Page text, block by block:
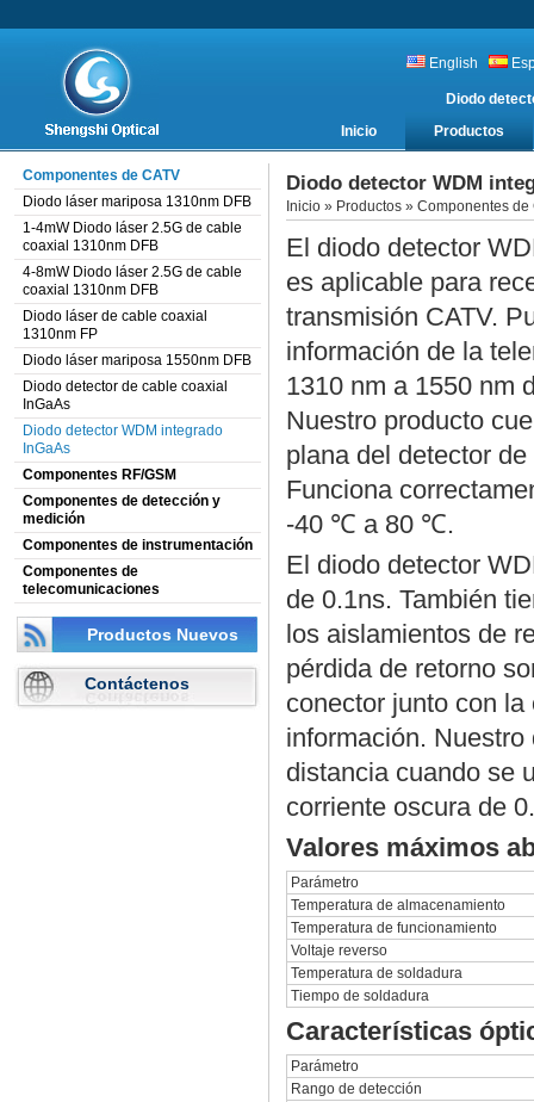
English
Diodo
Inicio
Productos
Componentes de CATV
Diodo láser mariposa 1310nm DFB
1-4mW Diodo láser 2.5G de cable
coaxial 1310nm DFB
4-8mW Diodo láser 2.5G de cable
coaxial 1310nm DFB
Diodo láser de cable coaxial
1310nm FP
Diodo láser mariposa 1550nm DFB
Diodo detector de cable coaxial
InGaAs
Diodo detector WDM integrado
InGaAs
Componentes RF/GSM
Componentes de detección y
medición
Componentes de instrumentación
Componentes de
telecomunicaciones
Productos Nuevos
Contáctenos
Diodo detector WDM
Inicio » Productos » Componentes de
El diodo detector
es aplicable para
transmisión CATV.
información de la
1310 nm a 1550 nm
Nuestro producto
plana del detector
Funciona
-40 ℃ a 80 ℃.
El diodo detector
de 0.1ns. También
los aislamientos de
pérdida de retorno
conector junto con
información.
distancia cuando se
corriente oscura de
Valores máximos
Parámetro
Temperatura de almacenamiento
Temperatura de funcionamiento
Voltaje reverso
Temperatura de soldadura
Tiempo de soldadura
Características
Parámetro
Rango de detección